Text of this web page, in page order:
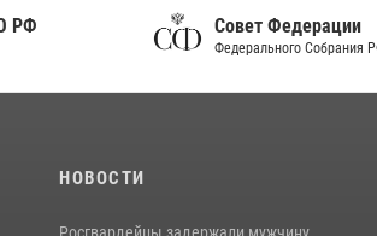
Совет Федерации
Федерального Собрания РФ
НОВОСТИ